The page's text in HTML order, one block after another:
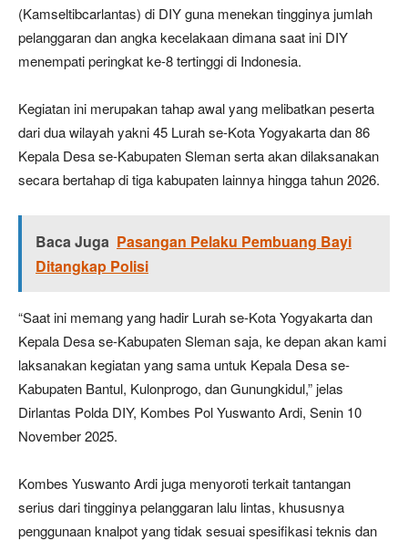
(Kamseltibcarlantas) di DIY guna menekan tingginya jumlah
pelanggaran dan angka kecelakaan dimana saat ini DIY
menempati peringkat ke-8 tertinggi di Indonesia.
Kegiatan ini merupakan tahap awal yang melibatkan peserta
dari dua wilayah yakni 45 Lurah se-Kota Yogyakarta dan 86
Kepala Desa se-Kabupaten Sleman serta akan dilaksanakan
secara bertahap di tiga kabupaten lainnya hingga tahun 2026.
Baca Juga Pasangan Pelaku Pembuang Bayi
Ditangkap Polisi
“Saat ini memang yang hadir Lurah se-Kota Yogyakarta dan
Kepala Desa se-Kabupaten Sleman saja, ke depan akan kami
laksanakan kegiatan yang sama untuk Kepala Desa se-
Kabupaten Bantul, Kulonprogo, dan Gunungkidul,” jelas
Dirlantas Polda DIY, Kombes Pol Yuswanto Ardi, Senin 10
November 2025.
Kombes Yuswanto Ardi juga menyoroti terkait tantangan
serius dari tingginya pelanggaran lalu lintas, khususnya
penggunaan knalpot yang tidak sesuai spesifikasi teknis dan